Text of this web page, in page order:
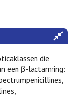
die
een β-lactamring: